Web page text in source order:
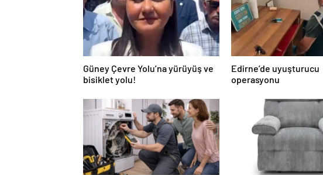
Güney Çevre Yolu’na yürüyüş ve
bisiklet yolu!
Edirne’de uyuşturucu
operasyonu